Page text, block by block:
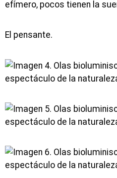
efímero, pocos tienen la
El pensante.